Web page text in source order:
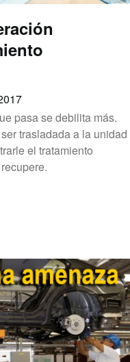
pasa se debilita más.
trasladada a la unidad
el tratamiento